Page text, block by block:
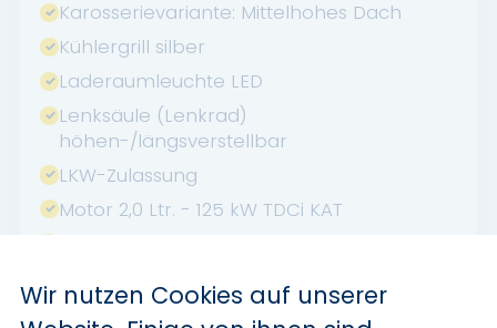
Karosserievariante: Mittelhohes Dach
Kühlergrill silber
Laderaumleuchte LED
Lenksäule (Lenkrad)
höhen-/längsverstellbar
LKW-Zulassung
Motor 2,0 Ltr. - 125 kW TDCi KAT
Radvollabdeckungen
Wir nutzen Cookies auf unserer